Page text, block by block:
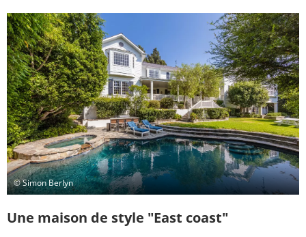
© Simon Berlyn
Une maison de style "East coast"